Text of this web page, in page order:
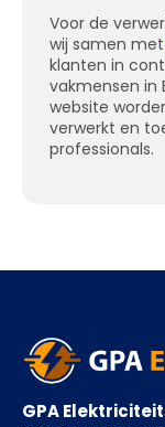
Voor de
wij samen met
klanten in
vakmensen in
website
verwerkt en
professionals.
GPA